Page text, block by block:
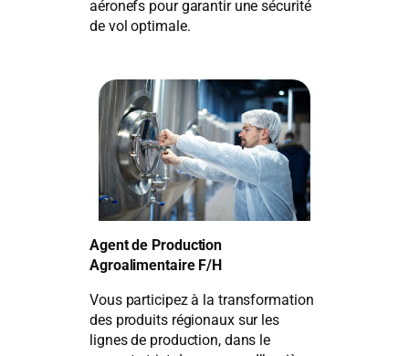
aéronefs pour garantir une sécurité
de vol optimale.
Agent de Production
Agroalimentaire F/H
Vous participez à la transformation
des produits régionaux sur les
lignes de production, dans le